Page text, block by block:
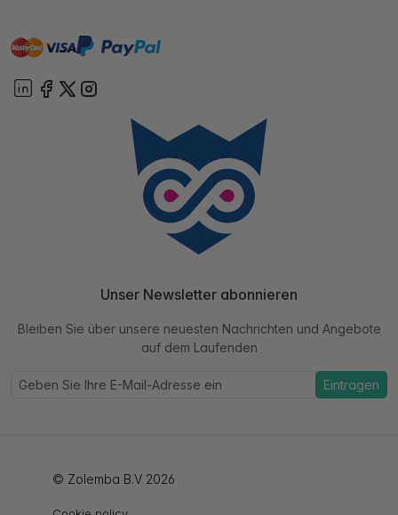
mastervisa paypal
Unser Newsletter abonnieren
Bleiben Sie über unsere neuesten Nachrichten und Angebote
auf dem Laufenden
Eintragen
© Zolemba B.V 2026